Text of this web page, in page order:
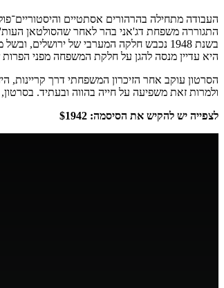
העבודה מתחילה בהרהורים אסתטיים
התגוררה משפחת דג'אני בהר לאחר שהסולטאן
בשנת 1948 נכבש חלקה המערבי של ירושלים, ובשל מיקום ההר בשטח ההפקר,
היא עדיין מנסה להגן על חלקת המשפחה מפני הפרות
הסרטון עוקב אחר הזיכרון המשפחתי דרך
ולמרות זאת משפיעה על חייה בהווה ובעתיד.
לצפייה יש להקיש את הסיסמה: $1942